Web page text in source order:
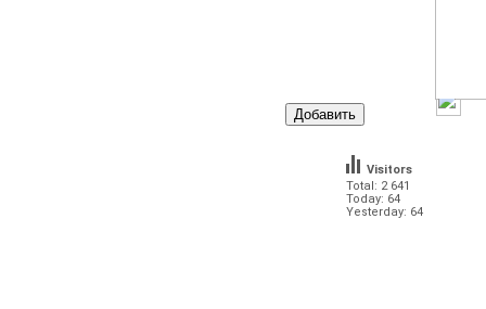
Total: 2 641
Today: 64
Yesterday: 64
Visitors